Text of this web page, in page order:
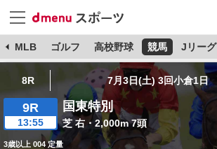
MLB ゴルフ 高校野球 競馬 Jリーグ
8R 7月3日(土) 3回小倉1日
9R
13:55
国東特別
芝 右・2,000m 7頭
3歳以上 004 定量